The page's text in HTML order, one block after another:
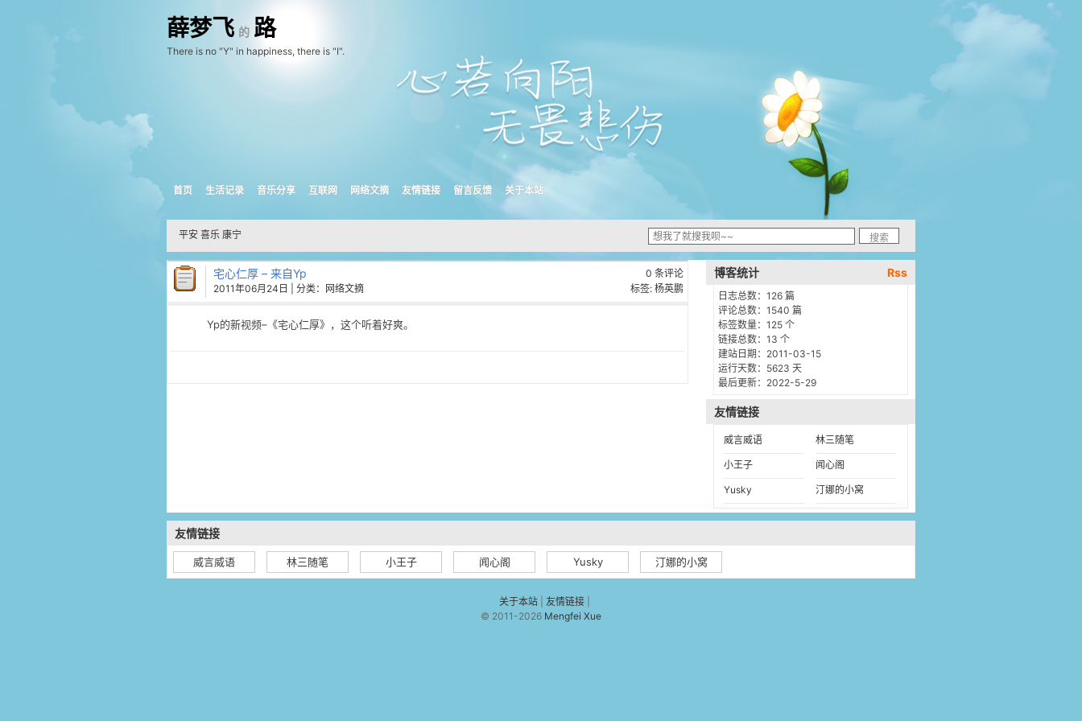
薛梦飞 的 路
There is no "Y" in happiness, there is "I".
首页 生活记录 音乐分享 互联网 网络文摘 友情链接 留言反馈 关于本站
平安 喜乐 康宁
宅心仁厚 – 来自Yp
0 条评论
2011年06月24日
| 分类： 网络文摘 标签: 杨英鹏
Yp的新视频–《宅心仁厚》，这个听着好爽。
博客统计 Rss
日志总数：126 篇
评论总数：1540 篇
标签数量：125 个
链接总数：13 个
建站日期：2011-03-15
运行天数：5623 天
最后更新：2022-5-29
友情链接
威言威语 林三随笔
小王子 闻心阁
Yusky 汀娜的小窝
友情链接
威言威语 林三随笔 小王子 闻心阁 Yusky 汀娜的小窝
关于本站 友情链接
© 2011-2026 Mengfei Xue